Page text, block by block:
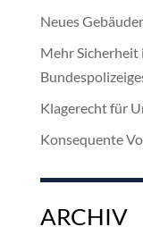
Neues
Mehr Sicherheit
Klagerecht für
Konsequente
ARCHIV